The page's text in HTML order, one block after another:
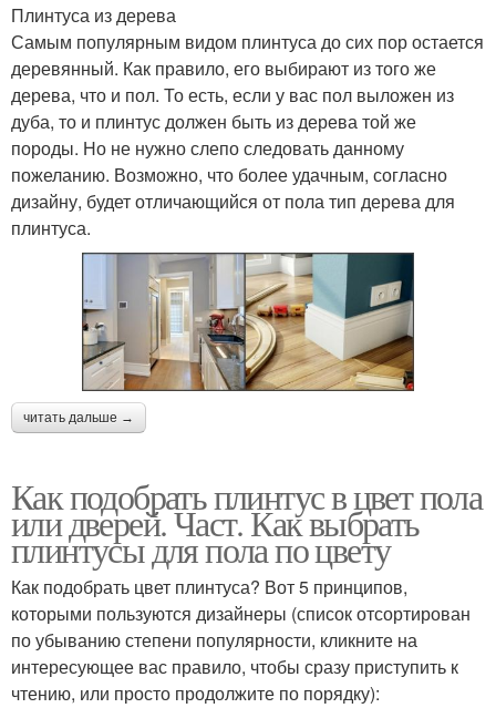
Плинтуса из дерева
Самым популярным видом плинтуса до сих пор остается
деревянный. Как правило, его выбирают из того же
дерева, что и пол. То есть, если у вас пол выложен из
дуба, то и плинтус должен быть из дерева той же
породы. Но не нужно слепо следовать данному
пожеланию. Возможно, что более удачным, согласно
дизайну, будет отличающийся от пола тип дерева для
плинтуса.
читать дальше →
Как подобрать плинтус в цвет пола
или дверей. Част. Как выбрать
плинтусы для пола по цвету
Как подобрать цвет плинтуса? Вот 5 принципов,
которыми пользуются дизайнеры (список отсортирован
по убыванию степени популярности, кликните на
интересующее вас правило, чтобы сразу приступить к
чтению, или просто продолжите по порядку):